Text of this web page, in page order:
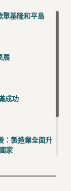
聚基隆和平島
展
成功
：製造業全面升
家